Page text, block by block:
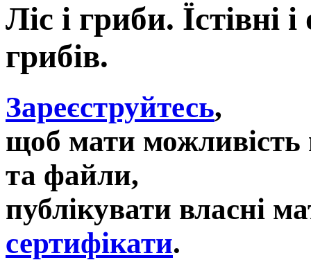
Ліс і гриби. Їстівні
грибів.
Зареєструйтесь,
щоб мати можливість
та файли,
публікувати власні
сертифікати.